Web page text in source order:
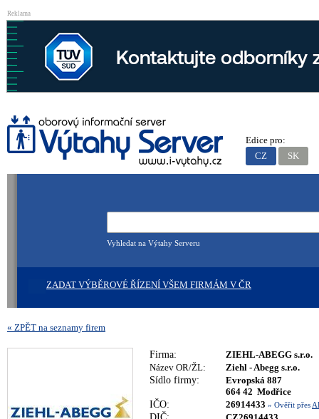
Reklama
Vyhledat na Výtahy Serveru
ZADAT VÝBĚROVÉ ŘÍZENÍ VŠEM FIRMÁM V ČR
Edice pro:
CZ
SK
« ZPĚT na seznamy firem
Firma:
ZIEHL-ABEGG s.r.o.
Název OR/ŽL:
Ziehl - Abegg s.r.o.
Sídlo firmy:
Evropská 887
664 42 Modřice
IČO:
26914433 » Ověřit přes